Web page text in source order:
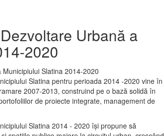
Urbană a
2020
Slatina pentru perioada 2014 -2020 vine în
2007-2013, construind pe o bază solidă în
de proiecte integrate, management de
Slatina 2014 - 2020 își propune să